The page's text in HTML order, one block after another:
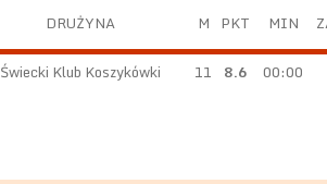
DRUŻYNA M PKT MIN
Świecki Klub Koszykówki 11 8.6 00:00